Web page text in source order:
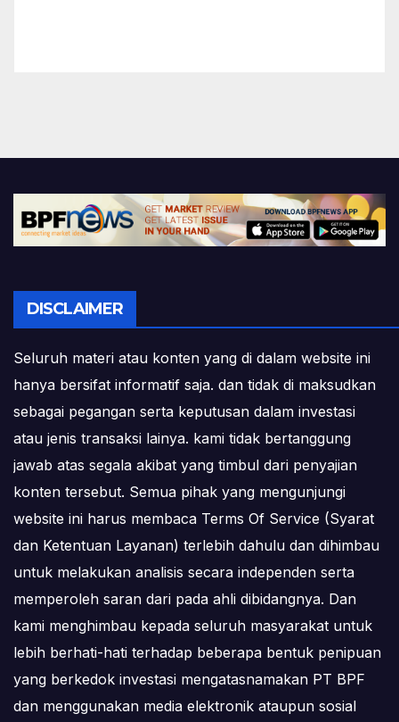
DISCLAIMER
Seluruh materi atau konten yang di dalam website ini
hanya bersifat informatif saja. dan tidak di maksudkan
sebagai pegangan serta keputusan dalam investasi
atau jenis transaksi lainya. kami tidak bertanggung
jawab atas segala akibat yang timbul dari penyajian
konten tersebut. Semua pihak yang mengunjungi
website ini harus membaca Terms Of Service (Syarat
dan Ketentuan Layanan) terlebih dahulu dan dihimbau
untuk melakukan analisis secara independen serta
memperoleh saran dari pada ahli dibidangnya. Dan
kami menghimbau kepada seluruh masyarakat untuk
lebih berhati-hati terhadap beberapa bentuk penipuan
yang berkedok investasi mengatasnamakan PT BPF
dan menggunakan media elektronik ataupun sosial